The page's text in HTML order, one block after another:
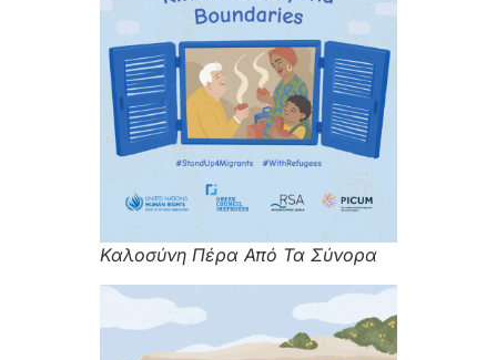
Καλοσύνη Πέρα Από Τα Σύνορα